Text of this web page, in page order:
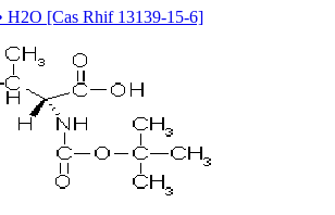
H2O [Cas Rhif 13139-15-6]